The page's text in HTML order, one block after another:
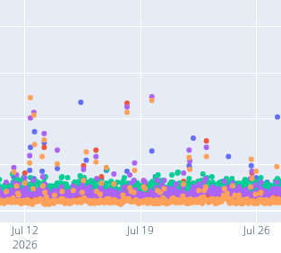
Jul 12
2026
Jul 19 Jul 26